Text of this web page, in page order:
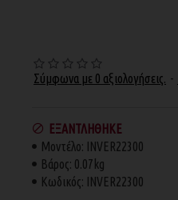
Σύμφωνα με 0 αξιολογήσεις. -
ΕΞΑΝΤΛΉΘΗΚΕ
Μοντέλο: INVER22300
Βάρος: 0.07kg
Κωδικός: INVER22300